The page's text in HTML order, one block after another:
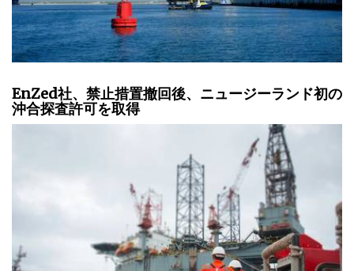
EnZed社、禁止措置撤回後、ニュージーランド初の
沖合探査許可を取得